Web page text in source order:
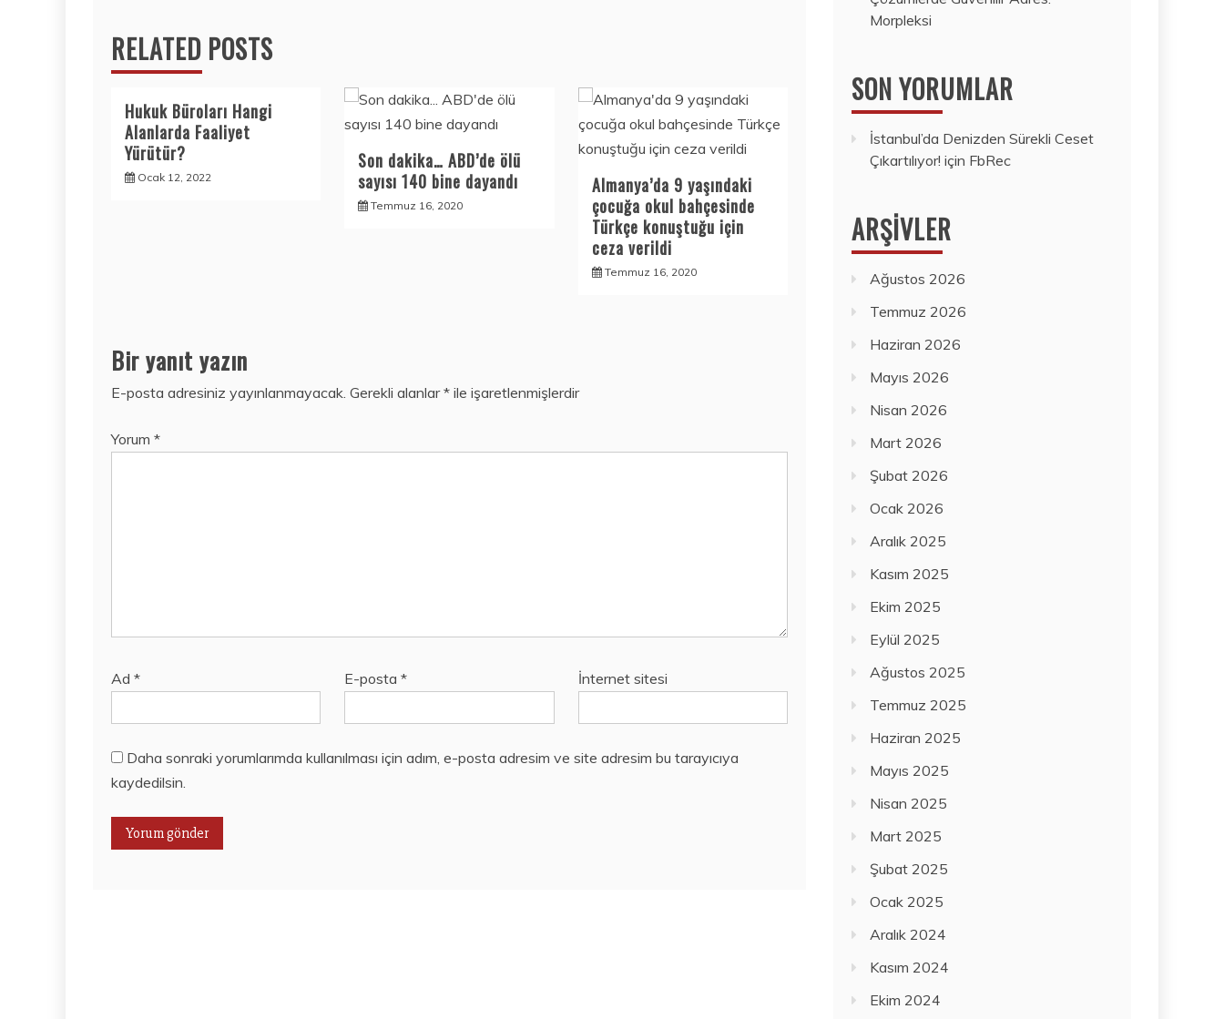
RELATED POSTS
Hukuk Büroları Hangi
Alanlarda Faaliyet
Yürütür?
Ocak 12, 2022
Son dakika… ABD’de ölü
sayısı 140 bine dayandı
Temmuz 16, 2020
Almanya’da 9 yaşındaki
çocuğa okul bahçesinde
Türkçe konuştuğu için
ceza verildi
Temmuz 16, 2020
Bir yanıt yazın
E-posta adresiniz yayınlanmayacak. Gerekli alanlar* ile işaretlenmişlerdir
Yorum *
Ad * E-posta* İnternet sitesi
Daha sonraki yorumlarımda kullanılması için adım, e-posta adresim ve site adresim bu tarayıcıya
kaydedilsin.
Morpleksi
SON YORUMLAR
İstanbul’da Denizden Sürekli Ceset
Çıkartılıyor! için FbRec
ARŞIVLER
Ağustos 2026
Temmuz 2026
Haziran 2026
Mayıs 2026
Nisan 2026
Mart 2026
Şubat 2026
Ocak 2026
Aralık 2025
Kasım 2025
Ekim 2025
Eylül 2025
Ağustos 2025
Temmuz 2025
Haziran 2025
Mayıs 2025
Nisan 2025
Mart 2025
Şubat 2025
Ocak 2025
Aralık 2024
Kasım 2024
Ekim 2024